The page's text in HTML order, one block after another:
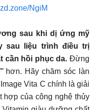
lzd.zone/NgiM
sau khi dị ứng mỹ
sau liệu trình điều trị
cần hồi phục da. Đừng
hơn. Hãy chăm sóc làn
Vita C chính là giải
của công nghệ thủy